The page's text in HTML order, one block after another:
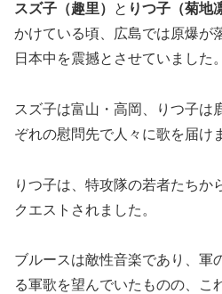
スズ子（趣里） と りつ子（菊地
かけている頃、広島では原爆が
日本中を震撼とさせていました。
スズ子は富山・高岡、りつ子は
ぞれの慰問先で人々に歌を届け
りつ子は、特攻隊の若者たちか
クエストされました。
ブルースは敵性音楽であり、軍
る軍歌を望んでいたものの、こ